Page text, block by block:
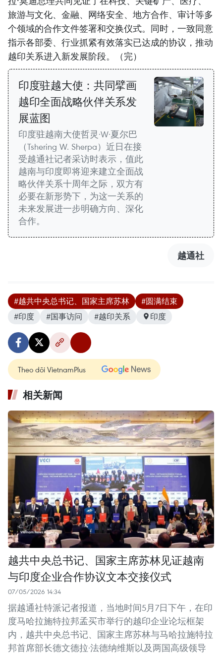
旅游与文化、金融、网络安全、地方合作、审计等多
个领域的合作文件签署和交换仪式。同时，一致同意
指示各部委、行业抓紧有效落实已达成的协议，推动
越印关系进入新发展阶段。（完）
印度驻越大使：共同擘画
越印全面战略伙伴关系发
展蓝图
印度驻越南大使哲灵·W·夏尔巴
（Tshering W. Sherpa）近日在接
受越通社记者采访时表示，值此
越南与印度即将迎来建立全面战
略伙伴关系十周年之际，双方有
必要在新形势下，为这一关系的
未来发展进一步明确方向、深化
合作。
越通社
#越共中央总书记、国家主席苏林
#圆满结束
#印度
#国事访问 #越印关系 印度
Theo dõi VietnamPlus
相关新闻
越共中央总书记、国家主席苏林见证越南
与印度企业合作协议文本交接仪式
07/05/2026 14:34
据越通社特派记者报道，当地时间5月7日下午，在印
度马哈拉施特拉邦孟买市举行的越印企业论坛框架
内，越共中央总书记、国家主席苏林与马哈拉施特拉
邦首席部长德文德拉·法德纳维斯以及两国高级领导